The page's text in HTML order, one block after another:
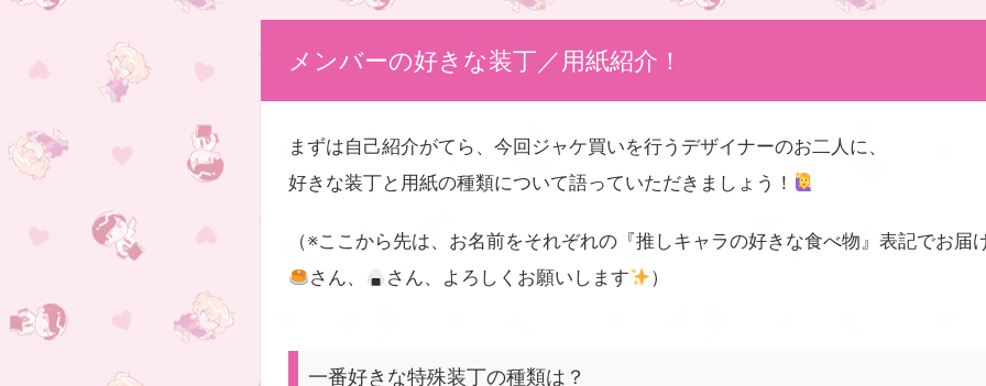
メンバーの好きな装丁／用紙紹介！
まずは自己紹介がてら、今回ジャケ買いを行うデザイナーのお二人に、
好きな装丁と用紙の種類について語っていただきましょう！
（※ここから先は、お名前をそれぞれの『推しキャラの好きな食べ物』表記でお届
さん、
さん、よろしくお願いします ）
一番好きな特殊装丁の種類は？